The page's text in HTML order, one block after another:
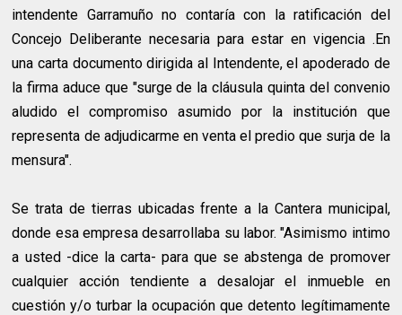
intendente Garramuño no contaría con la ratificación del
Concejo Deliberante necesaria para estar en vigencia .En
una carta documento dirigida al Intendente, el apoderado de
la firma aduce que "surge de la cláusula quinta del convenio
aludido el compromiso asumido por la institución que
representa de adjudicarme en venta el predio que surja de la
mensura".
Se trata de tierras ubicadas frente a la Cantera municipal,
donde esa empresa desarrollaba su labor. "Asimismo intimo
a usted -dice la carta- para que se abstenga de promover
cualquier acción tendiente a desalojar el inmueble en
cuestión y/o turbar la ocupación que detento legítimamente